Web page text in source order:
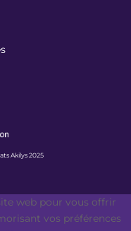
Akilys 2025
web pour vous offrir
vos préférences